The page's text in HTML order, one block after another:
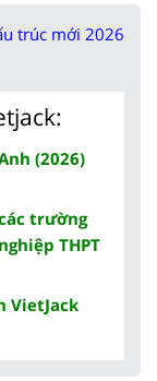
trúc mới 2026
(2026)
trường
THPT
VietJack